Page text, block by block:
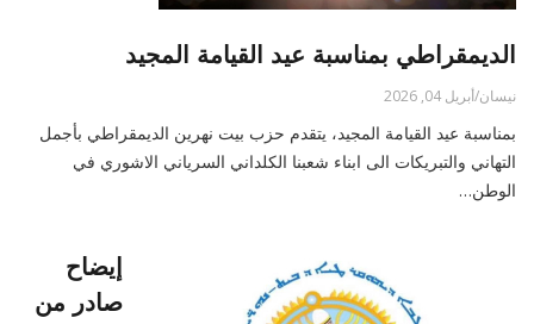
الديمقراطي بمناسبة عيد القيامة المجيد
نيسان/أبريل 04, 2026
بمناسبة عيد القيامة المجيد، يتقدم حزب بيت نهرين الديمقراطي بأجمل
التهاني والتبريكات الى ابناء شعبنا الكلداني السرياني الاشوري في
الوطن…
إيضاح
صادر من